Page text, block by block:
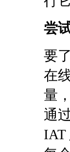
尝
要
在
量
通
IAT